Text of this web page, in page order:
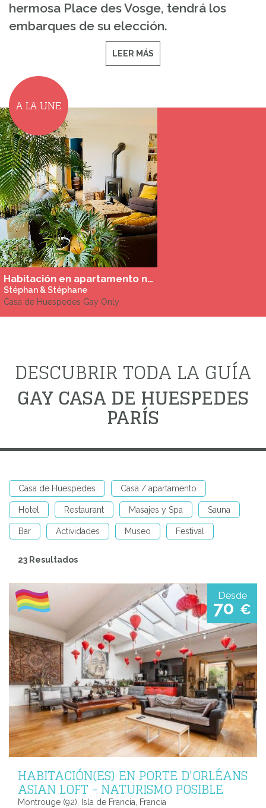
hermosa Place des Vosge, tendrá los
embarques de su elección.
LEER MÁS
A LA UNE
Habitación en apartamento nudista haussmaniano + estudio independiente en el barrio indio cerca de Montmartre
Stéphan & Stéphane
Casa de Huespedes Gay Only
DESCUBRIR TODA LA GUÍA
GAY CASA DE HUESPEDES
PARÍS
Casa de Huespedes Casa / apartamento
Hotel Restaurant Masajes y Spa Sauna
Bar Actividades Museo Festival
23 Resultados
Desde
70 €
HABITACIÓN(ES) EN PORTE D'ORLÉANS
ASIAN LOFT - NATURISMO POSIBLE
Montrouge (92), Isla de Francia, Francia